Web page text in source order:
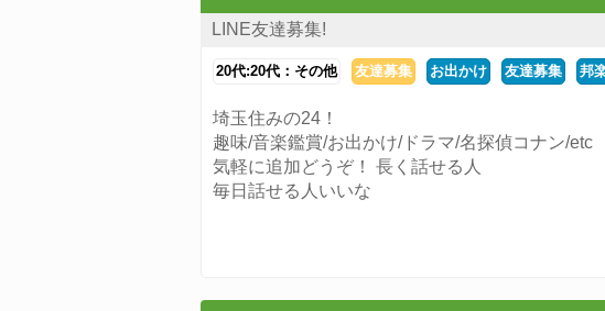
LINE友達募集!
20代:20代：その他 友達募集 お出かけ 友達募集 邦
埼玉住みの24！
趣味/音楽鑑賞/お出かけ/ドラマ/名探偵コナン/etc
気軽に追加どうぞ！ 長く話せる人
毎日話せる人いいな